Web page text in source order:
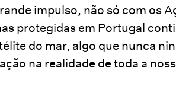
impulso, não só com os
protegidas em Portugal
do mar, algo que nunca
na realidade de toda a